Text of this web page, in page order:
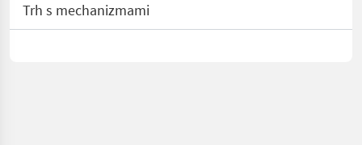
Trh s mechanizmami